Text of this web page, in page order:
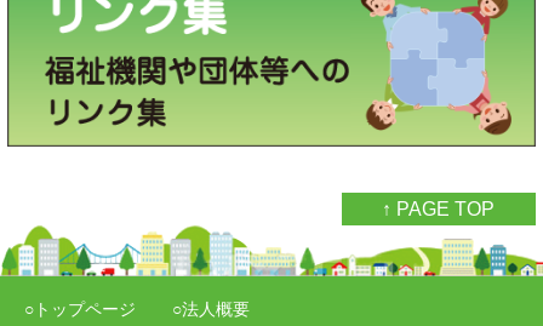
↑ PAGE TOP
○トップページ
○法人概要